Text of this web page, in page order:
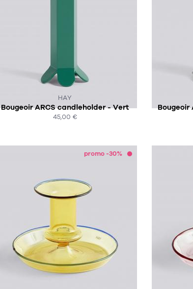
HAY
Bougeoir ARCS candleholder - Vert
45,00 €
Bougeoir
promo -30%